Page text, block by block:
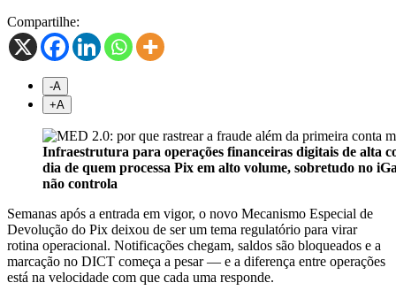
Compartilhe:
-A
+A
Infraestrutura para operações financeiras digitais de alta
dia de quem processa Pix em alto volume, sobretudo no
não controla
Semanas após a entrada em vigor, o novo Mecanismo Especial de
Devolução do Pix deixou de ser um tema regulatório para virar
rotina operacional. Notificações chegam, saldos são bloqueados e a
marcação no DICT começa a pesar — e a diferença entre operações
está na velocidade com que cada uma responde.